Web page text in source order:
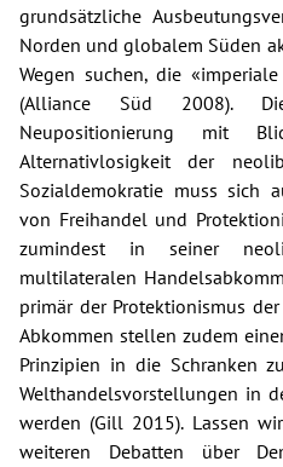
grundsätzliche
Norden und globalem Süden
Wegen suchen, die
(Alliance Süd 2008).
Neupositionierung mit
Alternativlosigkeit der
Sozialdemokratie muss sich
von Freihandel und
zumindest in seiner
multilateralen
primär der Protektionismus
Abkommen stellen zudem
Prinzipien in die Schranken
Welthandelsvorstellungen in
werden (Gill 2015). Lassen
weiteren Debatten über